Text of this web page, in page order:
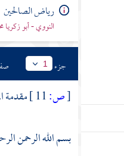
رياض الصالحين
النووي - أبو
جزء 1
[ص:
مقدمة
بسم الله الرحمن